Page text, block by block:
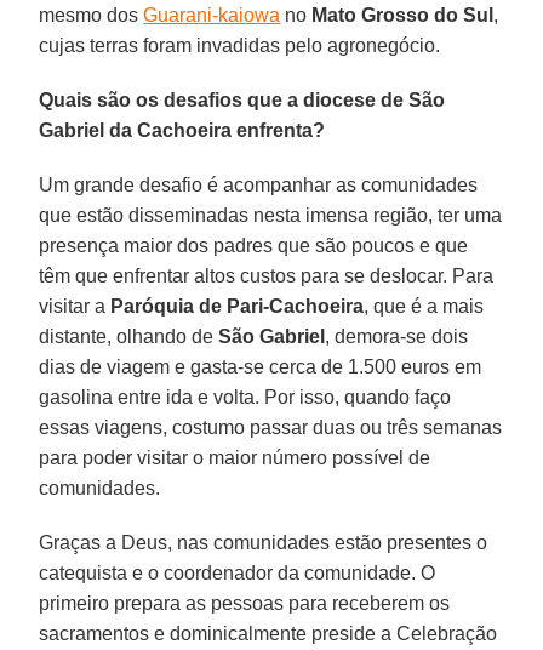
mesmo dosGuarani-kaiowa no Mato Grosso do Sul ,
cujas terras foram invadidas pelo agronegócio.
Quais são os desafios que a diocese de São
Gabriel da Cachoeira enfrenta?
Um grande desafio é acompanhar as comunidades
que estão disseminadas nesta imensa região, ter uma
presença maior dos padres que são poucos e que
têm que enfrentar altos custos para se deslocar. Para
visitar a Paróquia de Pari-Cachoeira, que é a mais
distante, olhando deSão Gabriel , demora-se dois
dias de viagem e gasta-se cerca de 1.500 euros em
gasolina entre ida e volta. Por isso, quando faço
essas viagens, costumo passar duas ou três semanas
para poder visitar o maior número possível de
comunidades.
Graças a Deus, nas comunidades estão presentes o
catequista e o coordenador da comunidade. O
primeiro prepara as pessoas para receberem os
sacramentos e dominicalmente preside a Celebração